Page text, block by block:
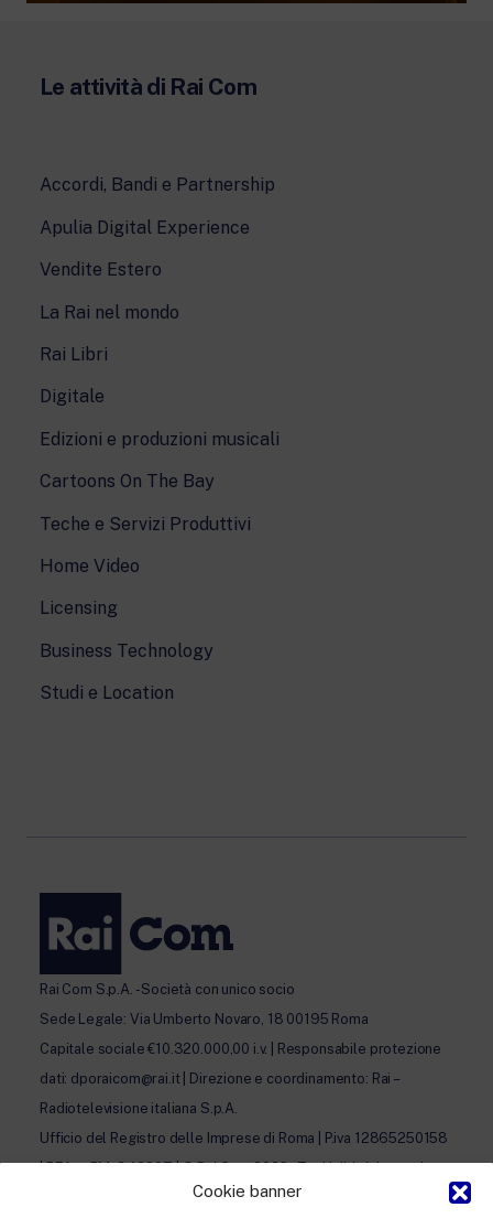
Cookie banner
Le attività di Rai Com
Accordi, Bandi e Partnership
Apulia Digital Experience
Vendite Estero
La Rai nel mondo
Rai Libri
Digitale
Edizioni e produzioni musicali
Cartoons On The Bay
Teche e Servizi Produttivi
Home Video
Licensing
Business Technology
Studi e Location
Rai Com S.p.A. - Società con unico socio
Sede Legale: Via Umberto Novaro, 18 00195 Roma
Capitale sociale €10.320.000,00 i.v. | Responsabile protezione
dati: dporaicom@rai.it | Direzione e coordinamento: Rai –
Radiotelevisione italiana S.p.A.
Ufficio del Registro delle Imprese di Roma | P.iva 12865250158
| REA n. RM- 949207 | © Rai Com 2026 - Tutti i diritti riservati